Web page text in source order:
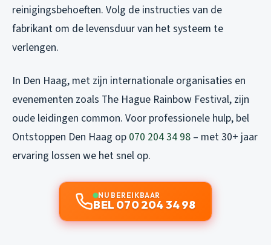
reinigingsbehoeften. Volg de instructies van de
fabrikant om de levensduur van het systeem te
verlengen.
In Den Haag, met zijn internationale organisaties en
evenementen zoals The Hague Rainbow Festival, zijn
oude leidingen common. Voor professionele hulp, bel
Ontstoppen Den Haag op 070 204 34 98 – met 30+ jaar
ervaring lossen we het snel op.
NU BEREIKBAAR
BEL 070 204 34 98